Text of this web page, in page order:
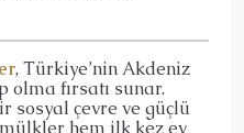
, Türkiye’nin Akdeniz
olma fırsatı sunar.
sosyal çevre ve güçlü
hem ilk kez ev